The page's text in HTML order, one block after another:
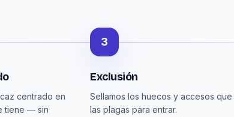
centrado en
tiene — sin
3
Exclusión
Sellamos los huecos y accesos que
las plagas para entrar.